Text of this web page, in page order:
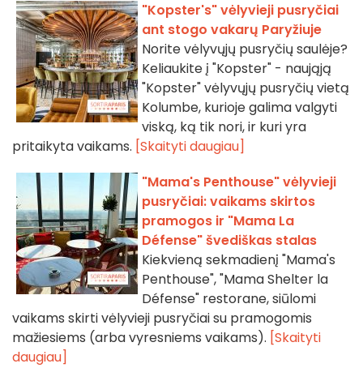
"Kopster's" vėlyvieji pusryčiai
ant stogo vakarų Paryžiuje
Norite vėlyvųjų pusryčių saulėje?
Keliaukite į "Kopster" - naująją
"Kopster" vėlyvųjų pusryčių vietą
Kolumbe, kurioje galima valgyti
viską, ką tik nori, ir kuri yra
pritaikyta vaikams. [Skaityti daugiau]
"Mama's Penthouse" vėlyvieji
pusryčiai: vaikams skirtos
pramogos ir "Mama La
Défense" švediškas stalas
Kiekvieną sekmadienį "Mama's
Penthouse", "Mama Shelter la
Défense" restorane, siūlomi
vaikams skirti vėlyvieji pusryčiai su pramogomis
mažiesiems (arba vyresniems vaikams). [Skaityti
daugiau]